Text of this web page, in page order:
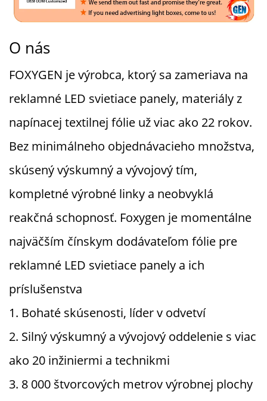
O nás
FOXYGEN je výrobca, ktorý sa zameriava na
reklamné LED svietiace panely, materiály z
napínacej textilnej fólie už viac ako 22 rokov.
Bez minimálneho objednávacieho množstva,
skúsený výskumný a vývojový tím,
kompletné výrobné linky a neobvyklá
reakčná schopnosť. Foxygen je momentálne
najväčším čínskym dodávateľom fólie pre
reklamné LED svietiace panely a ich
príslušenstva
1. Bohaté skúsenosti, líder v odvetví
2. Silný výskumný a vývojový oddelenie s viac
ako 20 inžiniermi a technikmi
3. 8 000 štvorcových metrov výrobnej plochy